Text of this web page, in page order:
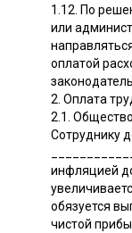
1.12. По
или
оплатой
2. Оплата
2.1.
Сотруднику
инфляцией
обязуется
чистой